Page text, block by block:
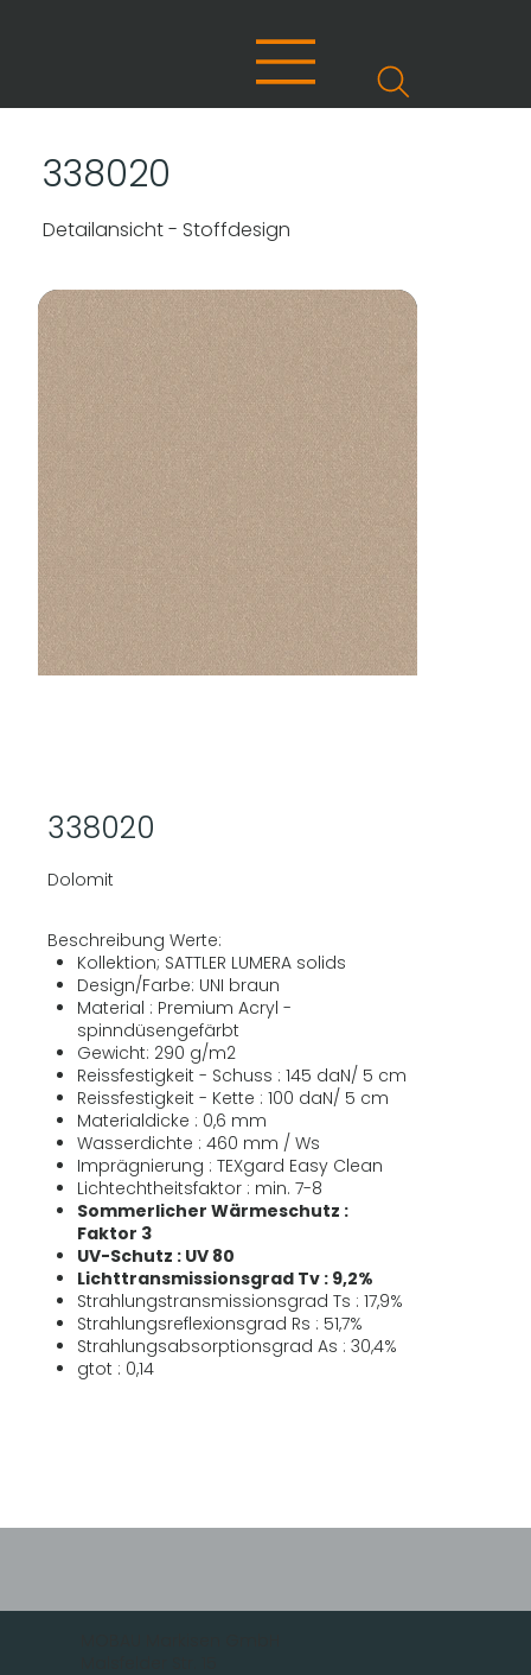
338020
Detailansicht - Stoffdesign
338020
Dolomit
Beschreibung Werte:
Kollektion; SATTLER LUMERA solids
Design/Farbe: UNI braun
Material : Premium Acryl -
spinndüsengefärbt
Gewicht: 290 g/m2
Reissfestigkeit - Schuss : 145 daN/ 5 cm
Reissfestigkeit - Kette : 100 daN/ 5 cm
Materialdicke : 0,6 mm
Wasserdichte : 460 mm / Ws
Imprägnierung : TEXgard Easy Clean
Lichtechtheitsfaktor : min. 7-8
Sommerlicher Wärmeschutz :
Faktor 3
UV-Schutz : UV 80
Lichttransmissionsgrad Tv : 9,2%
Strahlungstransmissionsgrad Ts : 17,9%
Strahlungsreflexionsgrad Rs : 51,7%
Strahlungsabsorptionsgrad As : 30,4%
gtot : 0,14